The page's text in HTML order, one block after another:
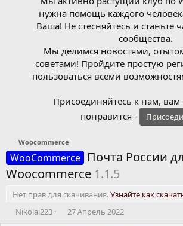
нужна помощь каждого
Ваша! Не стесняйтесь и станьте
сообщества.
Мы делимся новостями,
советами! Пройдите простую
пользоваться всеми
Присоединяйтесь к нам, вам
понравится -
Woocommerce
WooCommerce
Почта России
Woocommerce 1.1.5
Нет прав для скачивания.Узнайте как
А
Nikolai223
Д
27 Апрель 2022